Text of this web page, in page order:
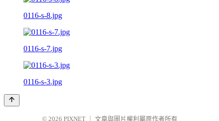
0116-s-8.jpg
0116-s-7.jpg
0116-s-3.jpg
© 2026 PIXNET 文章與圖片權利屬原作者所有